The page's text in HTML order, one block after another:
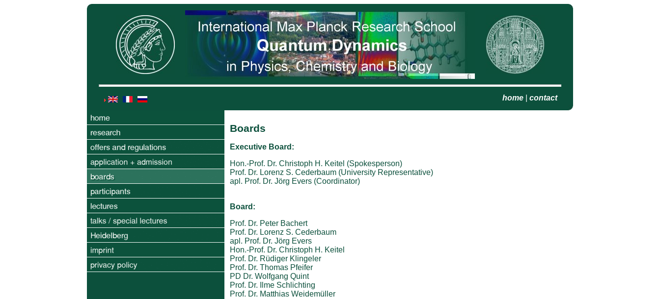
home contact
Boards
Executive Board:
Hon.-Prof. Dr. Christoph H. Keitel (Spokesperson)
Prof. Dr. Lorenz S. Cederbaum (University Representative)
apl. Prof. Dr. Jörg Evers (Coordinator)
Board:
Prof. Dr. Peter Bachert
Prof. Dr. Lorenz S. Cederbaum
apl. Prof. Dr. Jörg Evers
Hon.-Prof. Dr. Christoph H. Keitel
Prof. Dr. Rüdiger Klingeler
Prof. Dr. Thomas Pfeifer
PD Dr. Wolfgang Quint
Prof. Dr. Ilme Schlichting
Prof. Dr. Matthias Weidemüller